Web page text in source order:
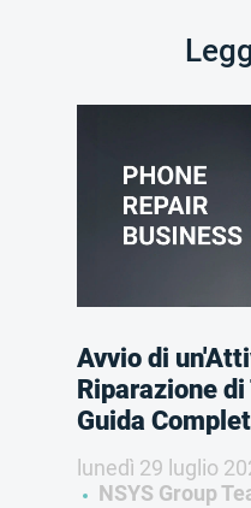
Avvio di
Riparazione
Guida
lunedì 29 luglio
NSYS Group